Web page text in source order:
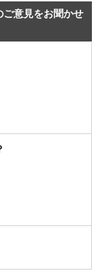
ご意見をお聞かせ